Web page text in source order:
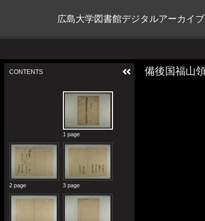
広島大学図書館デジタルアーカイブ